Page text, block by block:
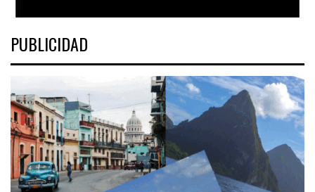
PUBLICIDAD